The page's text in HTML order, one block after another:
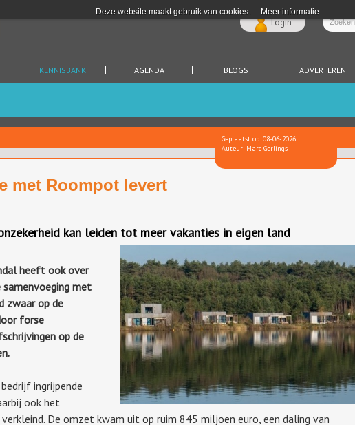
Deze website maakt gebruik van cookies. Meer informatie
Login
KENNISBANK AGENDA BLOGS ADVERTEREN
Geplaatst op: 08-06-2026
Auteur: Marc Gerlings
met Roompot levert
kan leiden tot meer vakanties in eigen land
heeft ook over
samenvoeging met
zwaar op de
forse
op de
ingrijpende
ook het
De omzet kwam uit op ruim 845 miljoen euro, een daling van